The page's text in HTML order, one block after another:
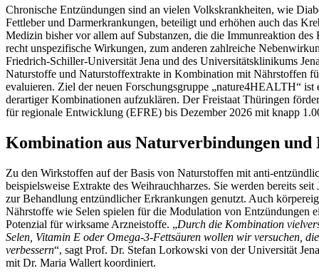
Chronische Entzündungen sind an vielen Volkskrankheiten, wie
Fettleber und Darmerkrankungen, beteiligt und erhöhen auch das
Medizin bisher vor allem auf Substanzen, die die Immunreaktion
recht unspezifische Wirkungen, zum anderen zahlreiche
Friedrich-Schiller-Universität Jena und des Universitätsklinikums
Naturstoffe und Naturstoffextrakte in Kombination mit Nährstoffen
evaluieren. Ziel der neuen Forschungsgruppe „nature4HEALTH“
derartiger Kombinationen aufzuklären. Der Freistaat Thüringen
für regionale Entwicklung (EFRE) bis Dezember 2026 mit knapp
Kombination aus Naturverbindungen und
Zu den Wirkstoffen auf der Basis von Naturstoffen mit anti-
beispielsweise Extrakte des Weihrauchharzes. Sie werden bereits
zur Behandlung entzündlicher Erkrankungen genutzt. Auch
Nährstoffe wie Selen spielen für die Modulation von Entzündungen
Potenzial für wirksame Arzneistoffe. „Durch die Kombination
Selen, Vitamin E oder Omega-3-Fettsäuren wollen wir versuchen,
verbessern“, sagt Prof. Dr. Stefan Lorkowski von der Universität
mit Dr. Maria Wallert koordiniert.